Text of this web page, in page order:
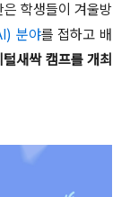
은 학생들이 겨울방
분야를접하고 배
털새싹 캠프를 개최